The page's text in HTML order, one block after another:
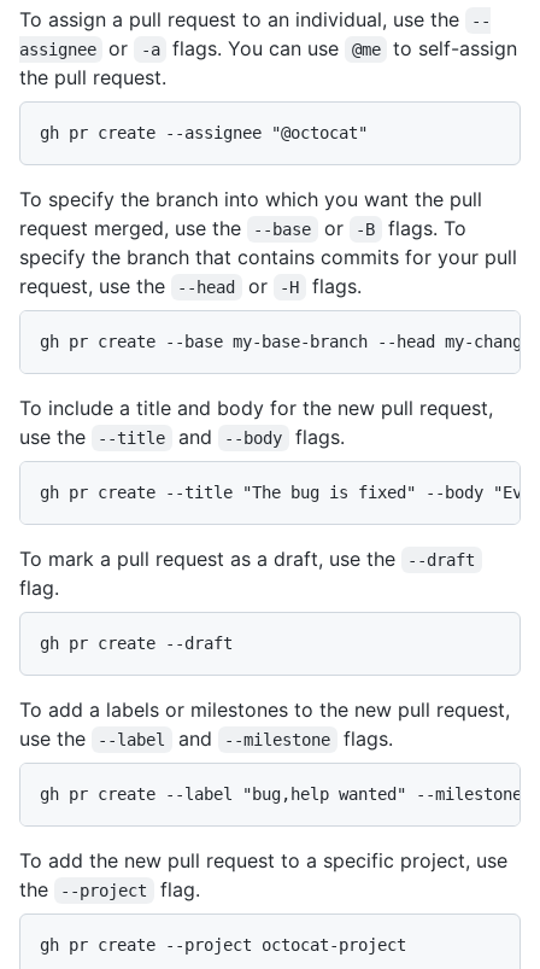
To assign a pull request to an individual, use the
--
assignee
or -a flags. You can use @me
to self-assign
the pull request.
gh pr create --assignee "@octocat"
To specify the branch into which you want the pull
request merged, use the
--base or -B
flags. To
specify the branch that contains commits for your pull
request, use the
--head or -H flags.
gh pr create --base my-base-branch --head my-
To include a title and body for the new pull request,
use the
--title and --body flags.
gh pr create --title "The bug is fixed" --body
To mark a pull request as a draft, use the --draft
flag.
gh pr create --draft
To add a labels or milestones to the new pull request,
use the
--label and --milestone flags.
gh pr create --label "bug,help wanted" --milestone
To add the new pull request to a specific project, use
the
--project flag.
gh pr create --project octocat-project